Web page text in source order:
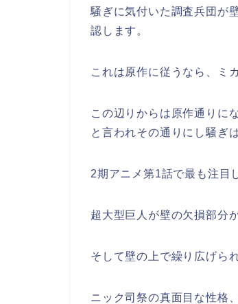
騒ぎに気付いた調査兵団が
認します。
これは原作に従うなら、ミ
この辺りからは原作通りに
と言われその通りにし騒ぎ
2期アニメ第1話で最も注目
超大型巨人が壁の欠損部分
そして壁の上で繰り広げら
ニック司祭の真面目な性格